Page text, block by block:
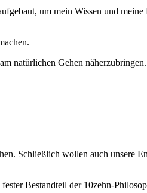
um mein Wissen und
natürlichen Gehen näherzubringen.
Schließlich wollen auch unsere
Bestandteil der 10zehn-